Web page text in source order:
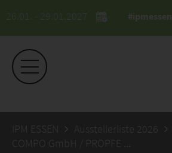
26.01. - 29.01.2027 #ipmessen
IPM ESSEN
Ausstellerliste 2026
COMPO GmbH / PROPFE GmbH